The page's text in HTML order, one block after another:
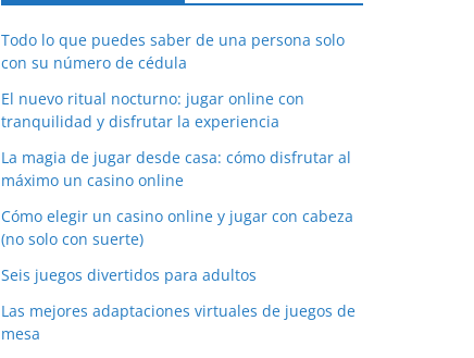
Todo lo que puedes saber de una persona solo
con su número de cédula
El nuevo ritual nocturno: jugar online con
tranquilidad y disfrutar la experiencia
La magia de jugar desde casa: cómo disfrutar al
máximo un casino online
Cómo elegir un casino online y jugar con cabeza
(no solo con suerte)
Seis juegos divertidos para adultos
Las mejores adaptaciones virtuales de juegos de
mesa